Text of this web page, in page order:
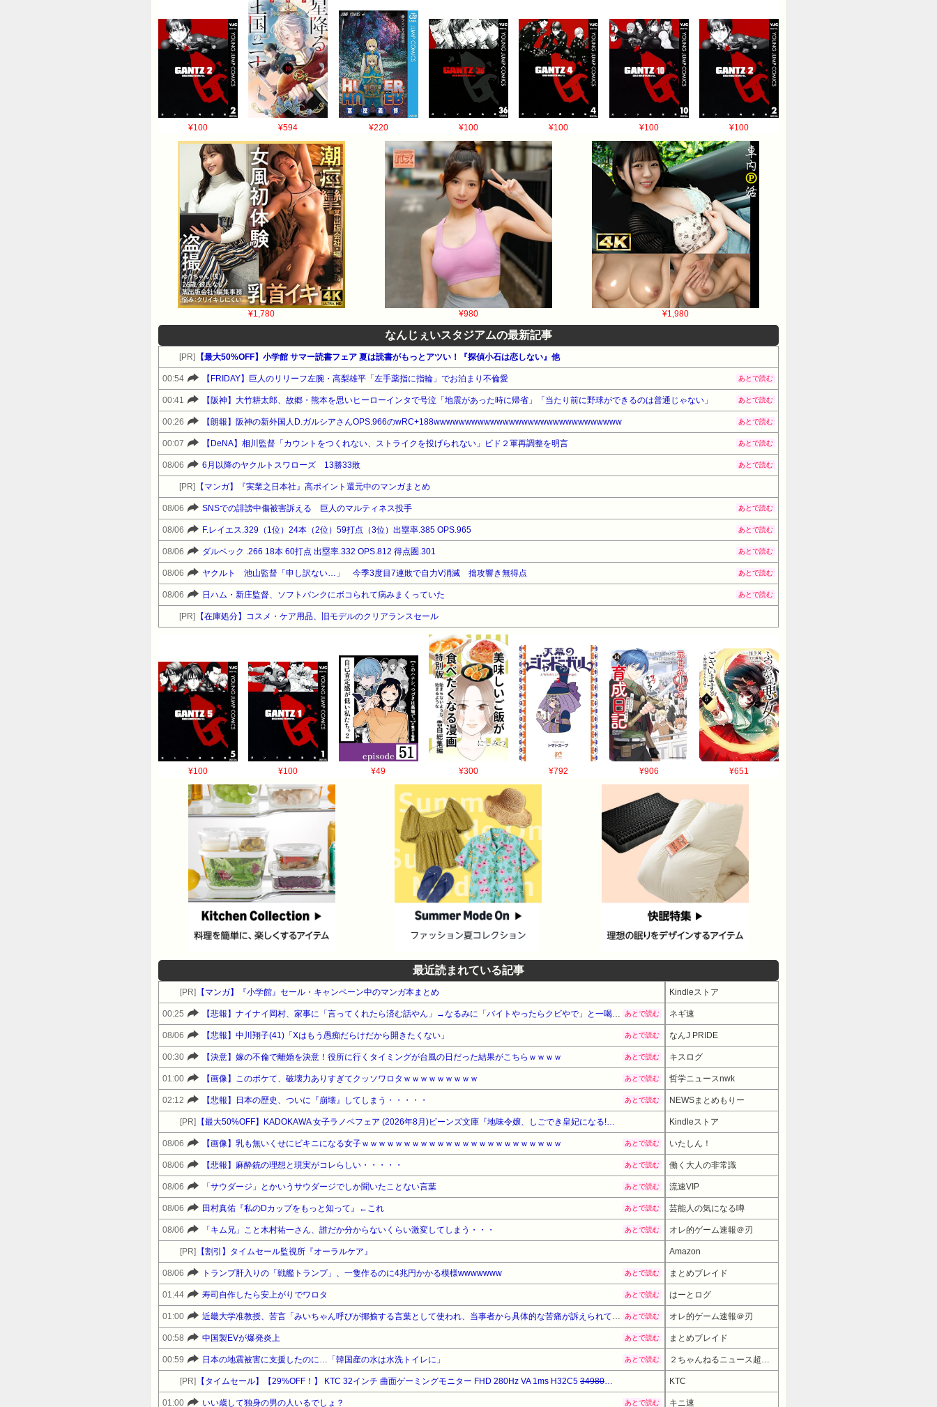
¥100 ¥594 ¥220 ¥100 ¥100 ¥100 ¥100
¥1,780 ¥980 ¥1,980
なんじぇいスタジアムの最新記事
[PR] 【最大50%OFF】小学館 サマー読書フェア 夏は読書がもっとアツい！『探偵小石は恋しない』他
00:54 【FRIDAY】巨人のリリーフ左腕・高梨雄平「左手薬指に指輪」でお泊まり不倫愛 あとで読む
00:41 【阪神】大竹耕太郎、故郷・熊本を思いヒーローインタで号泣「地震があった時に帰省」「当たり前に野球ができるのは普通じゃない」 あとで読む
00:26 【朗報】阪神の新外国人D.ガルシアさんOPS.966のwRC+188wwwwwwwwwwwwwwwwwwwwwwwwwwwwww あとで読む
00:07 【DeNA】相川監督「カウントをつくれない、ストライクを投げられない」ビド２軍再調整を明言 あとで読む
08/06 6月以降のヤクルトスワローズ 13勝33敗 あとで読む
[PR] 【マンガ】『実業之日本社』高ポイント還元中のマンガまとめ
08/06 SNSでの誹謗中傷被害訴える 巨人のマルティネス投手 あとで読む
08/06 F.レイエス.329（1位）24本（2位）59打点（3位）出塁率.385 OPS.965 あとで読む
08/06 ダルベック .266 18本 60打点 出塁率.332 OPS.812 得点圏.301 あとで読む
08/06 ヤクルト 池山監督「申し訳ない…」 今季3度目7連敗で自力V消滅 拙攻響き無得点 あとで読む
08/06 日ハム・新庄監督、ソフトバンクにボコられて病みまくっていた あとで読む
[PR] 【在庫処分】コスメ・ケア用品、旧モデルのクリアランスセール
¥100 ¥100 ¥49 ¥300 ¥792 ¥906 ¥651
最近読まれている記事
[PR] 【マンガ】『小学館』セール・キャンペーン中のマンガ本まとめ Kindleストア
00:25 【悲報】ナイナイ岡村、家事に「言ってくれたら済む話やん」→なるみに「バイトやったらクビやで」と一喝され黙り込む あとで読む ネギ速
08/06 【悲報】中川翔子(41)「Xはもう愚痴だらけだから開きたくない」 あとで読む なんJ PRIDE
00:30 【決意】嫁の不倫で離婚を決意！役所に行くタイミングが台風の日だった結果がこちらｗｗｗｗ あとで読む キスログ
01:00 【画像】このボケて、破壊力ありすぎてクッソワロタｗｗｗｗｗｗｗｗｗ あとで読む 哲学ニュースnwk
02:12 【悲報】日本の歴史、ついに『崩壊』してしまう・・・・・ あとで読む NEWSまとめもりー
[PR] 【最大50%OFF】KADOKAWA 女子ラノベフェア (2026年8月)ビーンズ文庫『地味令嬢、しごでき皇妃になる!』他 Kindleストア
08/06 【画像】乳も無いくせにビキニになる女子ｗｗｗｗｗｗｗｗｗｗｗｗｗｗｗｗｗｗｗｗｗｗｗｗ あとで読む いたしん！
08/06 【悲報】麻酔銃の理想と現実がコレらしい・・・・・ あとで読む 働く大人の非常識
08/06 「サウダージ」とかいうサウダージでしか聞いたことない言葉 あとで読む 流速VIP
08/06 田村真佑『私のDカップをもっと知って』←これ あとで読む 芸能人の気になる噂
08/06 「キム兄」こと木村祐一さん、誰だか分からないくらい激変してしまう・・・ あとで読む オレ的ゲーム速報＠刃
[PR] 【割引】タイムセール監視所『オーラルケア』 Amazon
08/06 トランプ肝入りの「戦艦トランプ」、一隻作るのに4兆円かかる模様wwwwwww あとで読む まとめブレイド
01:44 寿司自作したら安上がりでワロタ あとで読む はーとログ
01:00 近畿大学准教授、苦言「みいちゃん呼びが揶揄する言葉として使われ、当事者から具体的な苦痛が訴えられている。文化芸術は人を傷つけてもよい。ただし、傷つけ方がある」 あとで読む オレ的ゲーム速報＠刃
00:58 中国製EVが爆発炎上 あとで読む まとめブレイド
00:59 日本の地震被害に支援したのに…「韓国産の水は水洗トイレに」 あとで読む ２ちゃんねるニュース超速まとめ＋
[PR] 【タイムセール】【29%OFF！】 KTC 32インチ 曲面ゲーミングモニター FHD 280Hz VA 1ms H32C5 34980円 → 24681円 （04:30時点）
KTC
01:00 いい歳して独身の男の人いるでしょ？ あとで読む キニ速